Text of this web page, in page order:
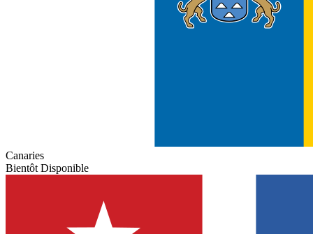
Canaries
Bientôt Disponible